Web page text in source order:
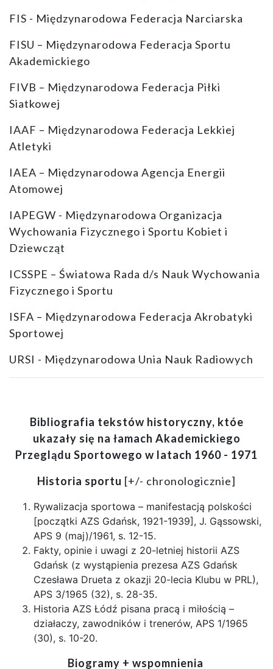
FIS - Międzynarodowa Federacja Narciarska
FISU – Międzynarodowa Federacja Sportu
Akademickiego
FIVB – Międzynarodowa Federacja Piłki
Siatkowej
IAAF – Międzynarodowa Federacja Lekkiej
Atletyki
IAEA – Międzynarodowa Agencja Energii
Atomowej
IAPEGW - Międzynarodowa Organizacja
Wychowania Fizycznego i Sportu Kobiet i
Dziewcząt
ICSSPE – Światowa Rada d/s Nauk Wychowania
Fizycznego i Sportu
ISFA – Międzynarodowa Federacja Akrobatyki
Sportowej
URSI - Międzynarodowa Unia Nauk Radiowych
Bibliografia tekstów historyczny, któe
ukazały się na łamach Akademickiego
Przeglądu Sportowego w latach 1960 - 1971
Historia sportu [+/- chronologicznie]
Rywalizacja sportowa – manifestacją polskości
[początki AZS Gdańsk, 1921-1939], J. Gąssowski,
APS 9 (maj)/1961, s. 12-15.
Fakty, opinie i uwagi z 20-letniej historii AZS
Gdańsk (z wystąpienia prezesa AZS Gdańsk
Czesława Drueta z okazji 20-lecia Klubu w PRL),
APS 3/1965 (32), s. 28-35.
Historia AZS Łódź pisana pracą i miłością –
działaczy, zawodników i trenerów, APS 1/1965
(30), s. 10-20.
Biogramy + wspomnienia